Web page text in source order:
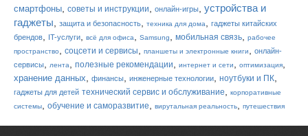
смартфоны советы и инструкции онлайн-игры
устройства и
гаджеты
защита и безопасность техника для дома
гаджеты китайских
брендов
IT-услуги всё для офиса Samsung мобильная связь
рабочее
пространство
соцсети и сервисы планшеты и электронные книги
онлайн-
сервисы
лента полезные рекомендации интернет и сети оптимизация
хранение данных финансы инженерные технологии ноутбуки и ПК
гаджеты для детей технический сервис и обслуживание
корпоративные
системы
обучение и саморазвитие вирутальная реальность путешествия